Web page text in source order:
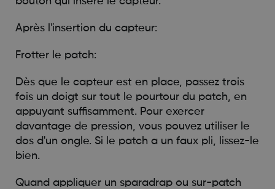
Après l'insertion du capteur:
Frotter le patch:
Dès que le capteur est en place, passez trois
fois un doigt sur tout le pourtour du patch, en
appuyant suffisamment. Pour exercer
davantage de pression, vous pouvez utiliser le
dos d'un ongle. Si le patch a un faux pli, lissez-le
bien.
Quand appliquer un sparadrap ou sur-patch